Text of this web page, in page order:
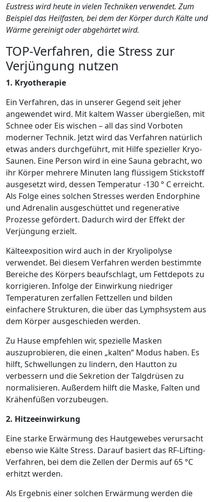
Eustress wird heute in vielen Techniken verwendet. Zum
Beispiel das Heilfasten, bei dem der Körper durch Kälte und
Wärme gereinigt oder abgehärtet wird.
TOP-Verfahren, die Stress zur
Verjüngung nutzen
1. Kryotherapie
Ein Verfahren, das in unserer Gegend seit jeher
angewendet wird. Mit kaltem Wasser übergießen, mit
Schnee oder Eis wischen – all das sind Vorboten
moderner Technik. Jetzt wird das Verfahren natürlich
etwas anders durchgeführt, mit Hilfe spezieller Kryo-
Saunen. Eine Person wird in eine Sauna gebracht, wo
ihr Körper mehrere Minuten lang flüssigem Stickstoff
ausgesetzt wird, dessen Temperatur -130 ° C erreicht.
Als Folge eines solchen Stresses werden Endorphine
und Adrenalin ausgeschüttet und regenerative
Prozesse gefördert. Dadurch wird der Effekt der
Verjüngung erzielt.
Kälteexposition wird auch in der Kryolipolyse
verwendet. Bei diesem Verfahren werden bestimmte
Bereiche des Körpers beaufschlagt, um Fettdepots zu
korrigieren. Infolge der Einwirkung niedriger
Temperaturen zerfallen Fettzellen und bilden
einfachere Strukturen, die über das Lymphsystem aus
dem Körper ausgeschieden werden.
Zu Hause empfehlen wir, spezielle Masken
auszuprobieren, die einen „kalten“ Modus haben. Es
hilft, Schwellungen zu lindern, den Hautton zu
verbessern und die Sekretion der Talgdrüsen zu
normalisieren. Außerdem hilft die Maske, Falten und
Krähenfüßen vorzubeugen.
2. Hitzeeinwirkung
Eine starke Erwärmung des Hautgewebes verursacht
ebenso wie Kälte Stress. Darauf basiert das RF-Lifting-
Verfahren, bei dem die Zellen der Dermis auf 65 °C
erhitzt werden.
Als Ergebnis einer solchen Erwärmung werden die